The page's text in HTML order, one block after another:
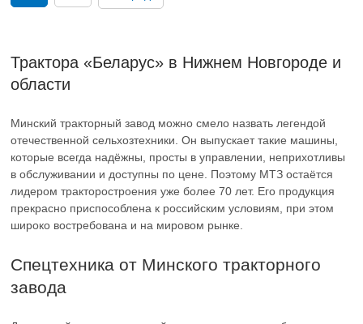
Трактора «Беларус» в Нижнем Новгороде и
области
Минский тракторный завод можно смело назвать легендой
отечественной сельхозтехники. Он выпускает такие машины,
которые всегда надёжны, просты в управлении, неприхотливы
в обслуживании и доступны по цене. Поэтому МТЗ остаётся
лидером тракторостроения уже более 70 лет. Его продукция
прекрасно приспособлена к российским условиям, при этом
широко востребована и на мировом рынке.
Спецтехника от Минского тракторного
завода